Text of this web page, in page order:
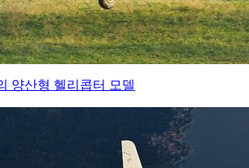
양산형 헬리콥터 모델